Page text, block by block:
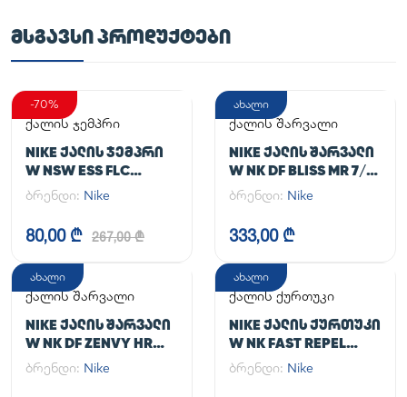
ᲛᲡᲒᲐᲕᲡᲘ ᲞᲠᲝᲓᲣᲥᲢᲔᲑᲘ
-70%
ქალის ჯემპრი
NIKE ᲥᲐᲚᲘᲡ ᲯᲔᲛᲞᲠᲘ
W NSW ESS FLC
HOODIE CLCTN RE
ბრენდი: Nike
80,00 ₾ 267,00 ₾
ახალი
ქალის შარვალი
NIKE ᲥᲐᲚᲘᲡ ᲨᲐᲠᲕᲐᲚᲘ
W NK DF BLISS MR 7/8
JOGGER
ბრენდი: Nike
333,00 ₾
ახალი
ქალის შარვალი
NIKE ᲥᲐᲚᲘᲡ ᲨᲐᲠᲕᲐᲚᲘ
W NK DF ZENVY HR
TGHT
ბრენდი: Nike
ახალი
ქალის ქურთუკი
NIKE ᲥᲐᲚᲘᲡ ᲥᲣᲠᲗᲣᲙᲘ
W NK FAST REPEL
JACKET
ბრენდი: Nike